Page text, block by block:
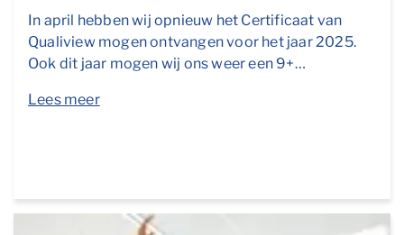
In april hebben wij opnieuw het Certificaat van
Qualiview mogen ontvangen voor het jaar 2025.
Ook dit jaar mogen wij ons weer een 9+…
Lees meer